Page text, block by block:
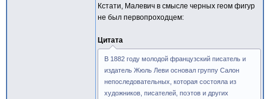
Кстати, Малевич в смысле черных геом фигур
не был первопроходцем:
Цитата
В 1882 году молодой французский писатель и
издатель Жюль Леви основал группу Салон
непоследовательных, которая состояла из
художников, писателей, поэтов и других